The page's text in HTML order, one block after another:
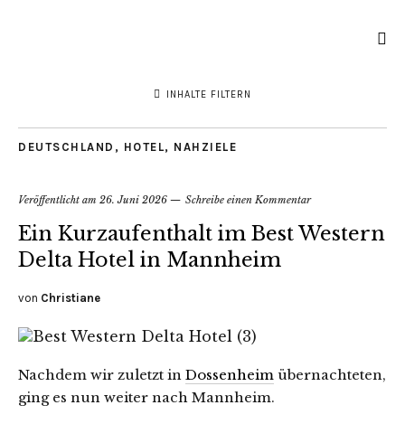
INHALTE FILTERN
DEUTSCHLAND , HOTEL, NAHZIELE
Veröffentlicht am 26. Juni 2026 Schreibe einen Kommentar
Ein Kurzaufenthalt im Best Western
Delta Hotel in Mannheim
von Christiane
Nachdem wir zuletzt in Dossenheim übernachteten,
ging es nun weiter nach Mannheim.